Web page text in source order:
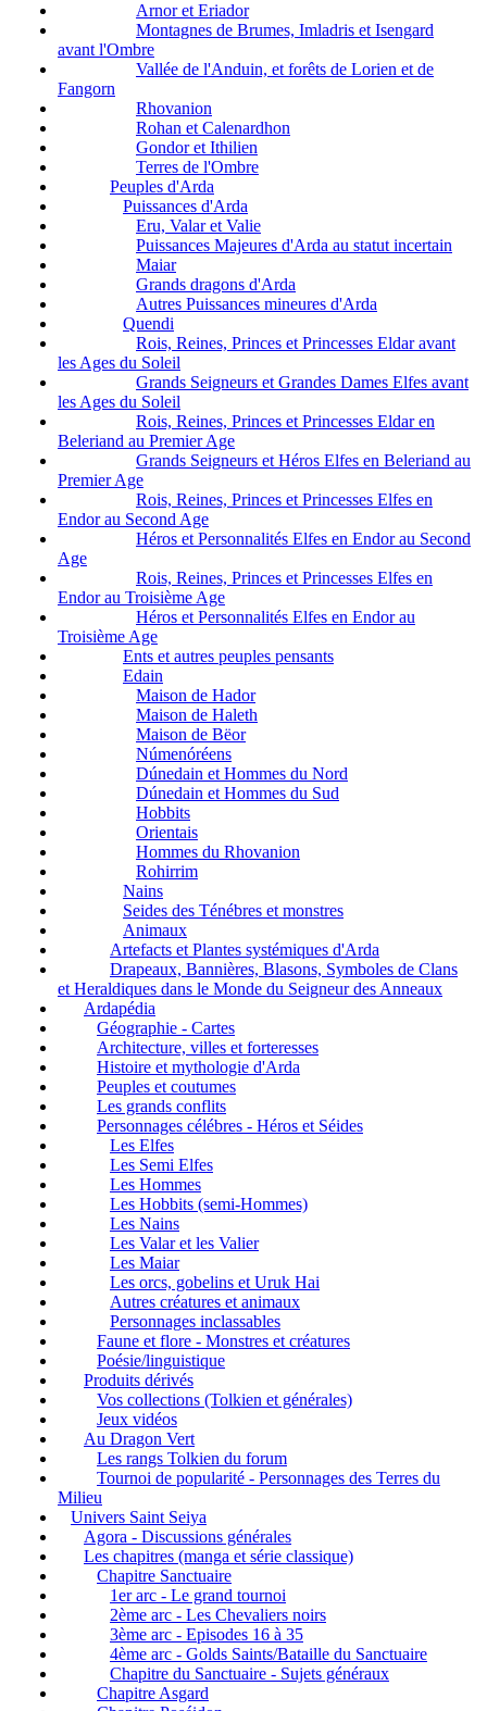
Arnor et Eriador
Montagnes de Brumes, Imladris et Isengard
avant l'Ombre
Vallée de l'Anduin, et forêts de Lorien et de
Fangorn
Rhovanion
Rohan et Calenardhon
Gondor et Ithilien
Terres de l'Ombre
Peuples d'Arda
Puissances d'Arda
Eru, Valar et Valie
Puissances Majeures d'Arda au statut incertain
Maiar
Grands dragons d'Arda
Autres Puissances mineures d'Arda
Quendi
Rois, Reines, Princes et Princesses Eldar avant
les Ages du Soleil
Grands Seigneurs et Grandes Dames Elfes avant
les Ages du Soleil
Rois, Reines, Princes et Princesses Eldar en
Beleriand au Premier Age
Grands Seigneurs et Héros Elfes en Beleriand au
Premier Age
Rois, Reines, Princes et Princesses Elfes en
Endor au Second Age
Héros et Personnalités Elfes en Endor au Second
Age
Rois, Reines, Princes et Princesses Elfes en
Endor au Troisième Age
Héros et Personnalités Elfes en Endor au
Troisième Age
Ents et autres peuples pensants
Edain
Maison de Hador
Maison de Haleth
Maison de Bëor
Númenóréens
Dúnedain et Hommes du Nord
Dúnedain et Hommes du Sud
Hobbits
Orientais
Hommes du Rhovanion
Rohirrim
Nains
Seides des Ténébres et monstres
Animaux
Artefacts et Plantes systémiques d'Arda
Drapeaux, Bannières, Blasons, Symboles de Clans
et Heraldiques dans le Monde du Seigneur des Anneaux
Ardapédia
Géographie - Cartes
Architecture, villes et forteresses
Histoire et mythologie d'Arda
Peuples et coutumes
Les grands conflits
Personnages célébres - Héros et Séides
Les Elfes
Les Semi Elfes
Les Hommes
Les Hobbits (semi-Hommes)
Les Nains
Les Valar et les Valier
Les Maiar
Les orcs, gobelins et Uruk Hai
Autres créatures et animaux
Personnages inclassables
Faune et flore - Monstres et créatures
Poésie/linguistique
Produits dérivés
Vos collections (Tolkien et générales)
Jeux vidéos
Au Dragon Vert
Les rangs Tolkien du forum
Tournoi de popularité - Personnages des Terres du
Milieu
Univers Saint Seiya
Agora - Discussions générales
Les chapitres (manga et série classique)
Chapitre Sanctuaire
1er arc - Le grand tournoi
2ème arc - Les Chevaliers noirs
3ème arc - Episodes 16 à 35
4ème arc - Golds Saints/Bataille du Sanctuaire
Chapitre du Sanctuaire - Sujets généraux
Chapitre Asgard